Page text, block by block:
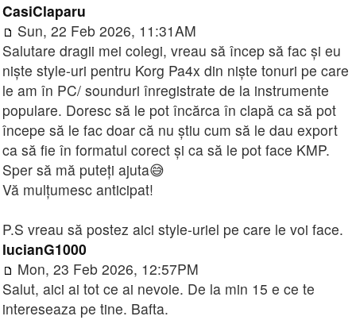
CasiClaparu
Sun, 22 Feb 2026, 11:31AM
Salutare dragii mei colegi, vreau să încep să fac și eu
niște style-uri pentru Korg Pa4x din niște tonuri pe care
le am în PC/ sounduri înregistrate de la instrumente
populare. Doresc să le pot încărca în clapă ca să pot
începe să le fac doar că nu știu cum să le dau export
ca să fie în formatul corect și ca să le pot face KMP.
Sper să mă puteți ajuta😅
Vă mulțumesc anticipat!
P.S vreau să postez aici style-uriel pe care le voi face.
lucianG1000
Mon, 23 Feb 2026, 12:57PM
Salut, aici ai tot ce ai nevoie. De la min 15 e ce te
intereseaza pe tine. Bafta.